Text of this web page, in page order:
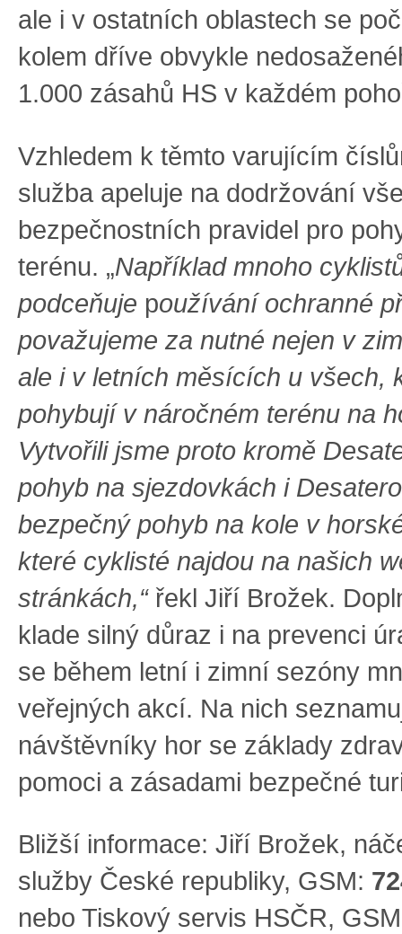
ale i v ostatních oblastech se
kolem dříve obvykle
1.000 zásahů HS v každém
Vzhledem k těmto varujícím
služba apeluje na dodržování
bezpečnostních pravidel pro
terénu. „Například mnoho
podceňuje používání ochranné
považujeme za nutné nejen v
ale i v letních měsících u všech,
pohybují v náročném terénu na
Vytvořili jsme proto kromě
pohyb na sjezdovkách i
bezpečný pohyb na kole v
které cyklisté najdou na našich
stránkách,“ řekl Jiří Brožek.
klade silný důraz i na prevenci
se během letní i zimní sezóny
veřejných akcí. Na nich
návštěvníky hor se základy
pomoci a zásadami bezpečné
Bližší informace: Jiří Brožek,
služby České republiky, GSM:
nebo Tiskový servis HSČR,